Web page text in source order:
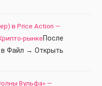
в Price Action —
рынкеПосле
Файл → Открыть
Вульфа» —